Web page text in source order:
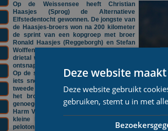
Op de Weissensee heeft Christian
Haasjes (Sprog) de Alternatieve
Elfstedentocht gewonnen. De jongste van
de Haasjes-broers won na 200 kilometer
de sprint van een kopgroep met broer
Ronald Haasjes (Reggeborgh) en Stefan
Wolffenbuttel (OKAY / Interfarms). Het
drietal was op 15 kilometer van de meet
ontsnapt uit het sterk uitgedunde peloton.
Op de streep was Christian Haasjes net
iets sneller dan Stefan Wolffenbuttel die
tweede werd, Ronald Haasjes moest na
het brons van het Open NK opnieuw
genoegen nemen met de derde plaats.
Harm Visser (Jumbo / Visma) won op een
kleine halve minuut de sprint van het
peloton om de vierde plaats.
Deze website
Deze website gebruikt
gebruiken, stemt u in met